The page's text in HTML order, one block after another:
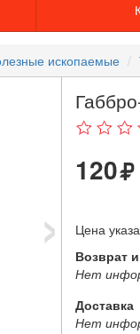
ископаемые
›
120
Цена
Возврат
Нет
Доставка
Нет